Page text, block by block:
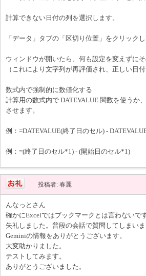
計算できない日付の列を選択します。
「データ」タブの「区切り位置」をクリックし
ウィンドウが開いたら、何も設定を変えずに
（これにより文字列が再評価され、正しい日
数式内で強制的に数値化する
計算用の数式内で DATEVALUE 関数を使うか
させます。
例：=DATEVALUE(終了日のセル) -
例：=(終了日のセル*1) - (開始日のセル*1)
投稿者: 春麗
んなっとさん
確かにExcelではブックマークとは言わないです
失礼しました。普段の会話で質問してしまいま
Geminiの情報をありがとうございます。
大変助かりました。
テストしてみます。
ありがとうございました。